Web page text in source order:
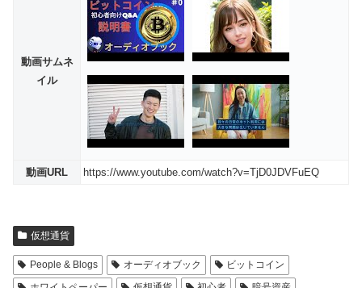
動画サムネ
イル
動画URL https://www.youtube.com/watch?v=TjD0JDVFuEQ
仮想通貨
People & Blogs オーディオブック
ビットコイン